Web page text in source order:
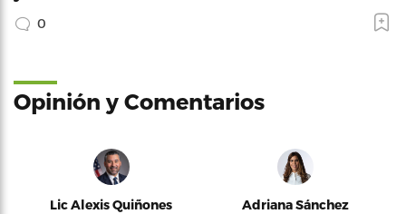
0
Opinión y Comentarios
Lic Alexis Quiñones Adriana Sánchez